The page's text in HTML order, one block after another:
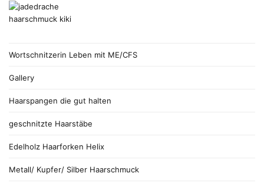
Wortschnitzerin Leben mit ME/CFS
Gallery
Haarspangen die gut halten
geschnitzte Haarstäbe
Edelholz Haarforken Helix
Metall/ Kupfer/ Silber Haarschmuck